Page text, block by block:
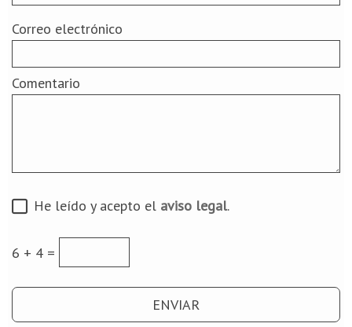
Correo electrónico
Comentario
He leído y acepto el aviso legal.
6 + 4 =